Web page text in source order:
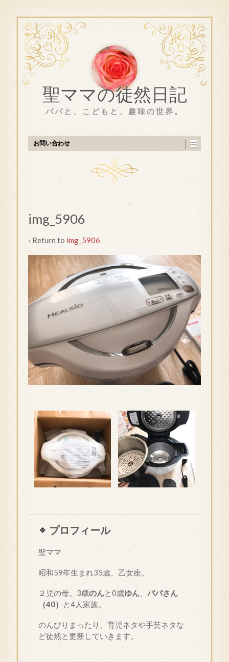
聖ママの徒然日記
パパと、こどもと、趣味の世界。
お問い合わせ
img_5906
‹ Return to img_5906
プロフィール
聖ママ
昭和59年生まれ35歳、乙女座。
２児の母。3歳のんと0歳ゆん
パパさん
（40）
と4人家族。
のんびりまったり、育児ネタや手芸ネタな
ど徒然と更新していきます。